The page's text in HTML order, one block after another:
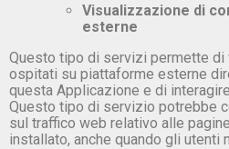
Visualizzazione di
esterne
Questo tipo di servizi permette di
ospitati su piattaforme esterne
questa Applicazione e di
Questo tipo di servizio potrebbe
sul traffico web relativo alle
installato, anche quando gli utenti